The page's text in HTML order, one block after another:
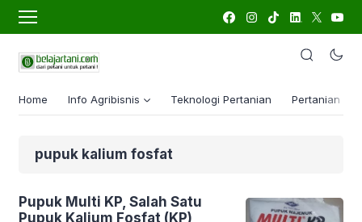
Home Info Agribisnis Teknologi Pertanian Pertanian
pupuk kalium fosfat
Pupuk Multi KP, Salah Satu
Pupuk Kalium Fosfat (KP)